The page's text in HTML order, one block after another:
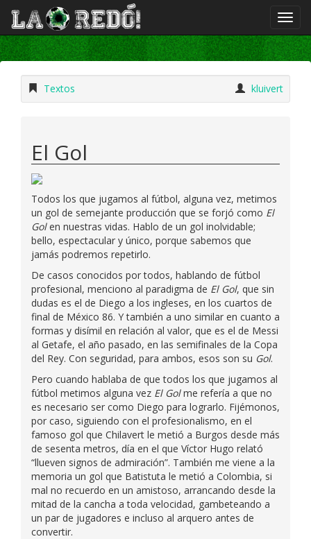
Textos kluivert
El Gol
Todos los que jugamos al fútbol, alguna vez, metimos
un gol de semejante producción que se forjó como El
Golen nuestras vidas. Hablo de un gol inolvidable;
bello, espectacular y único, porque sabemos que
jamás podremos repetirlo.
De casos conocidos por todos, hablando de fútbol
profesional, menciono al paradigma de El Gol, que sin
dudas es el de Diego a los ingleses, en los cuartos de
final de México 86. Y también a uno similar en cuanto a
formas y disímil en relación al valor, que es el de Messi
al Getafe, el año pasado, en las semifinales de la Copa
del Rey. Con seguridad, para ambos, esos son su Gol.
Pero cuando hablaba de que todos los que jugamos al
fútbol metimos alguna vez El Golme refería a que no
es necesario ser como Diego para lograrlo. Fijémonos,
por caso, siguiendo con el profesionalismo, en el
famoso gol que Chilavert le metió a Burgos desde más
de sesenta metros, día en el que Víctor Hugo relató
“llueven signos de admiración”. También me viene a la
memoria un gol que Batistuta le metió a Colombia, si
mal no recuerdo en un amistoso, arrancando desde la
mitad de la cancha a toda velocidad, gambeteando a
un par de jugadores e incluso al arquero antes de
convertir.